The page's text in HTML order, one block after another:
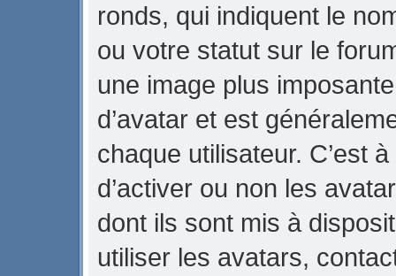
ronds, qui indiquent le
ou votre statut sur le
une image plus
d’avatar et est
chaque utilisateur. C’est
d’activer ou non les
dont ils sont mis à
utiliser les avatars,